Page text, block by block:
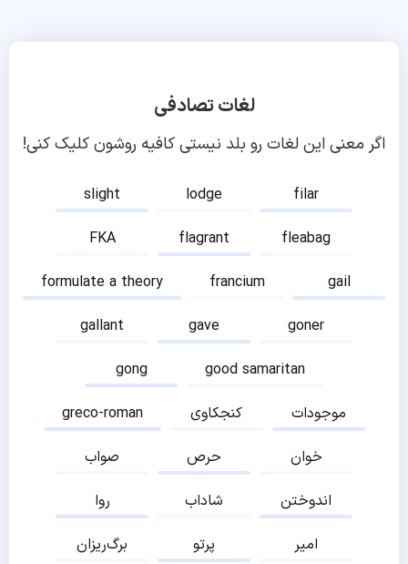
لغات تصادفی
اگر معنی این لغات رو بلد نیستی کافیه روشون کلیک کنی!
slight lodge
filar
FKA
flagrant
fleabag
formulate a theory
francium
gail
gallant
gave
goner
gong
good samaritan
greco-roman
کنجکاوی
موجودات
صواب
حرص
خوان
روا
شاداب
اندوختن
برگ‌ریزان
پرتو
امیر